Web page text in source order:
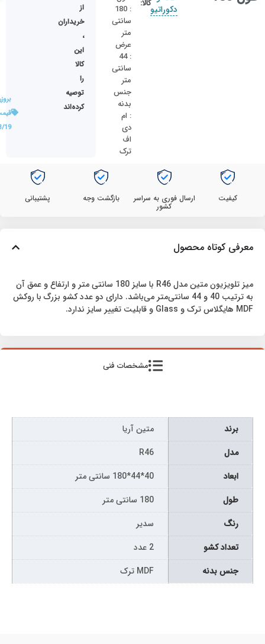
دکوراتیوکالا:
: 180
سانتی
متر
عرض
: 44
سانتی
متر
جنس
بدنه
: ام
دی
اف
ترک
از
خریداران
،
این
کالا
را
توصیه
کرده‌اند
19
کیفیت ارسال فوری به سراسر
کشور
بازگشت وجه پشتیبانی
معرفی کوتاه محصول
میز تلویزیون متین مدل R46 با سایز 180 سانتی متر و ارتفاع و عمق آن
به ترتیب 40 و 44 سانتی‌متر می‌باشد. دارای دو عدد کشو بزرگ با روکش
MDF هایگلاس ترک و Glass و قابلیت تغییر سایز ندارد.
مشخصات فنی
برند
متین آریا
مدل
R46
ابعاد
40*44*180 سانتی متر
طول
180 سانتی متر
رنگ
سدیر
تعداد کشو
2 عدد
جنس بدنه
MDF ترک